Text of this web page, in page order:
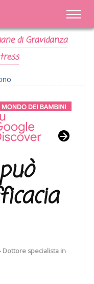
di Gravidanza
Dottore specialista in